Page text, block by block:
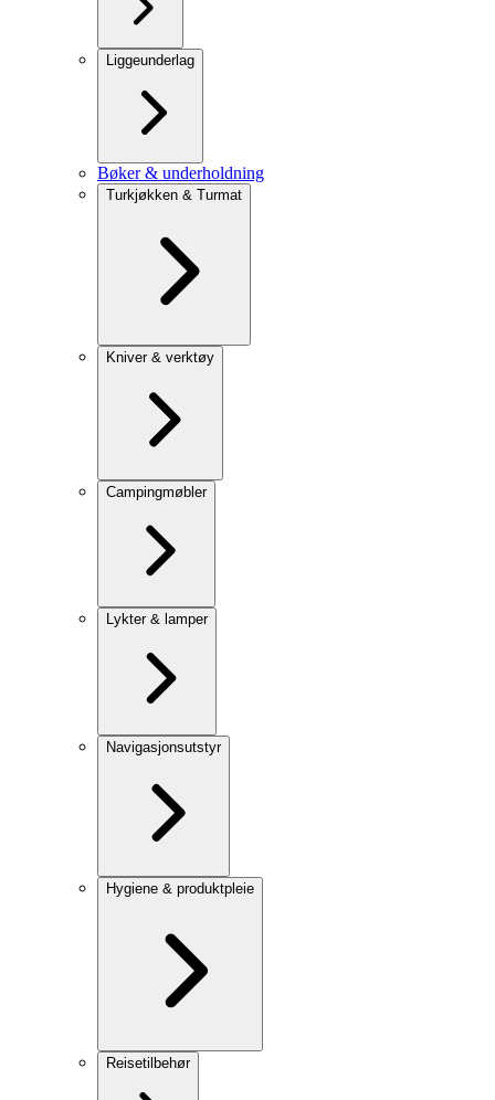
Liggeunderlag
Bøker & underholdning
Turkjøkken & Turmat
Kniver & verktøy
Campingmøbler
Lykter & lamper
Navigasjonsutstyr
Hygiene & produktpleie
Reisetilbehør